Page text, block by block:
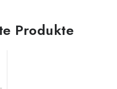
Produkte